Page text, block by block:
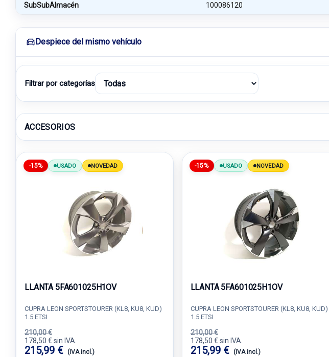
SubSubAlmacén 100086120
Despiece del mismo vehículo
Filtrar por categorías
ACCESORIOS
-15% USADO NOVEDAD
LLANTA 5FA601025H1OV
CUPRA LEON SPORTSTOURER (KL8, KU8, KUD)
1.5 ETSI
210,00 €
178,50 € sin IVA.
215,99 € (IVA incl.)
-15% USADO NOVEDAD
LLANTA 5FA601025H1OV
CUPRA LEON SPORTSTOURER (KL8, KU8, KUD)
1.5 ETSI
210,00 €
178,50 € sin IVA.
215,99 € (IVA incl.)